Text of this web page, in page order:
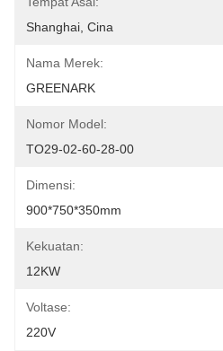
Shanghai, Cina
Nama Merek:
GREENARK
Nomor Model:
TO29-02-60-28-00
Dimensi:
900*750*350mm
Kekuatan:
12KW
Voltase:
220V